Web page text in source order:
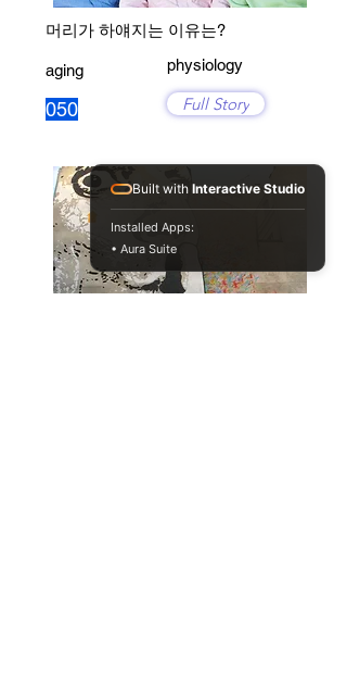
머리가 하얘지는 이유는?
aging
050
physiology
Full Story
Built with Interactive Studio
Installed Apps:
• Aura Suite